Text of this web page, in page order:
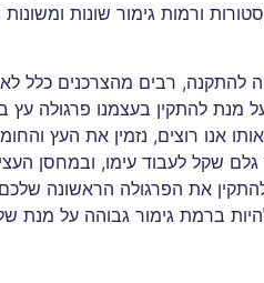
ורמות גימור שונות ומשונות
להתקנה, רבים מהצרכנים כלל
להתקין בעצמנו פרגולה עץ
רוצים, נזמין את העץ
שקל לעבוד עימו, ובמחסן
את הפרגולה הראשונה
ברמת גימור גבוהה על מנת